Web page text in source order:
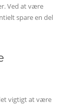
Ved at være
spare en del
vigtigt at være